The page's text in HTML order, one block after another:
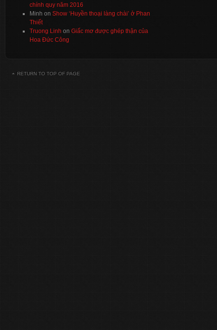
chính quy năm 2016
Minh on Show ‘Huyền thoại làng chài’ ở Phan
Thiết
Truong Linh on Giấc mơ được ghép thận của
Hoa Đức Công
RETURN TO TOP OF PAGE